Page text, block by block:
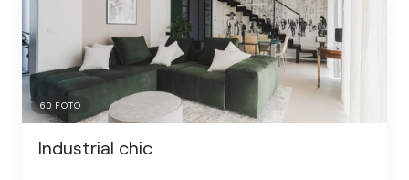
60 FOTO
Industrial chic